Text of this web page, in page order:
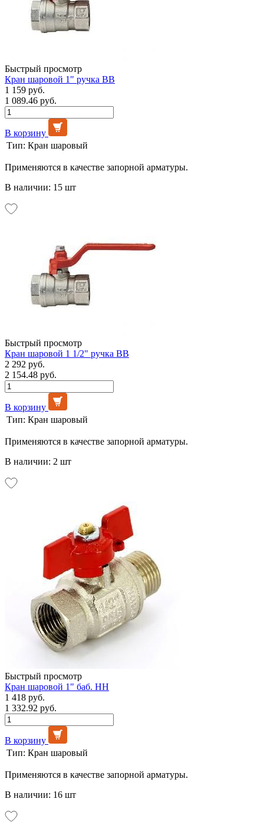
Быстрый просмотр
Кран шаровой 1" ручка ВВ
1 159 руб.
1 089.46 руб.
В корзину
Тип: Кран шаровый
Применяются в качестве запорной арматуры.
В наличии: 15 шт
Быстрый просмотр
Кран шаровой 1 1/2" ручка ВВ
2 292 руб.
2 154.48 руб.
В корзину
Тип: Кран шаровый
Применяются в качестве запорной арматуры.
В наличии: 2 шт
Быстрый просмотр
Кран шаровой 1" баб. НН
1 418 руб.
1 332.92 руб.
В корзину
Тип: Кран шаровый
Применяются в качестве запорной арматуры.
В наличии: 16 шт